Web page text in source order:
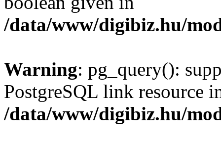
/data/www/digibiz.hu/
Warning: pg_query():
PostgreSQL link resource
/data/www/digibiz.hu/